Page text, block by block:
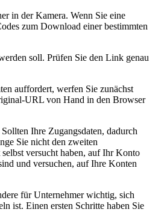
in der Kamera. Wenn Sie eine
zum Download einer bestimmten
soll. Prüfen Sie den Link genau
auffordert, werfen Sie zunächst
URL von Hand in den Browser
Ihre Zugangsdaten, dadurch
Sie nicht den zweiten
versucht haben, auf Ihr Konto
und versuchen, auf Ihre Konten
für Unternehmer wichtig, sich
ist. Einen ersten Schritte haben Sie